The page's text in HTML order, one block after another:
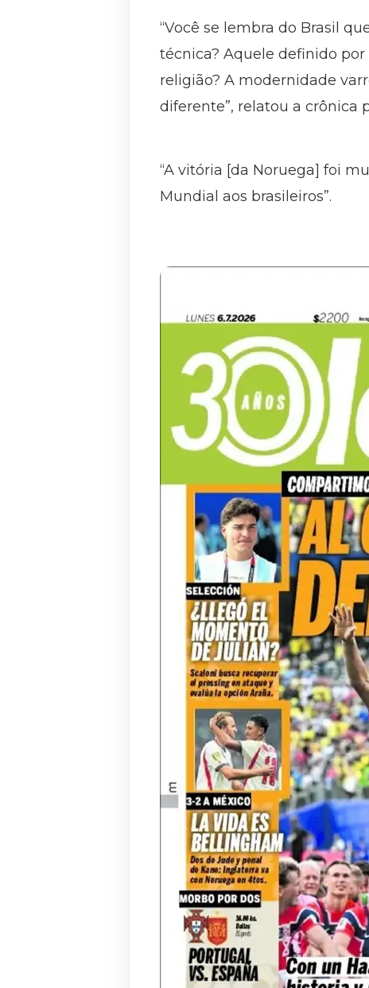
“Você se lembra do Brasil
técnica? Aquele definido por
religião? A modernidade
diferente”, relatou a crônica
“A vitória [da Noruega] foi
Mundial aos brasileiros”.